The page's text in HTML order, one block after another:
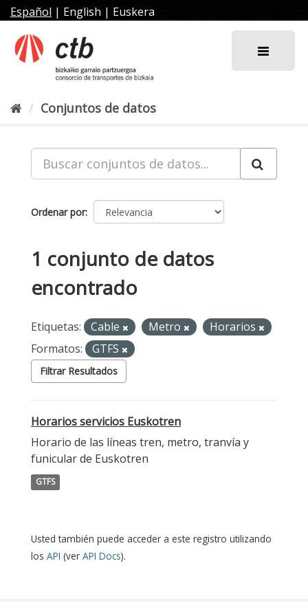
al
contenido
Español | English | Euskera
Conjuntos de datos
Ordenar por
1 conjunto de datos
encontrado
Etiquetas: Cable Metro
Horarios
Formatos:
GTFS
Filtrar Resultados
Horarios servicios Euskotren
Horario de las líneas tren, metro, tranvía y
funicular de Euskotren
GTFS
Usted también puede acceder a este registro utilizando
los API (ver API Docs).